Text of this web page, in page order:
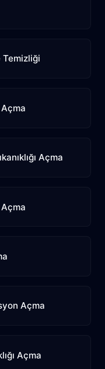
Açma
Açma
Açma
Açma
Açma